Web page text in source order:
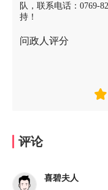
队，联系电话：0769-
持！
问政人评分
评论
喜碧夫人